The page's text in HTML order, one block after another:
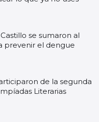
se sumaron al
prevenir el dengue
de la segunda
Literarias